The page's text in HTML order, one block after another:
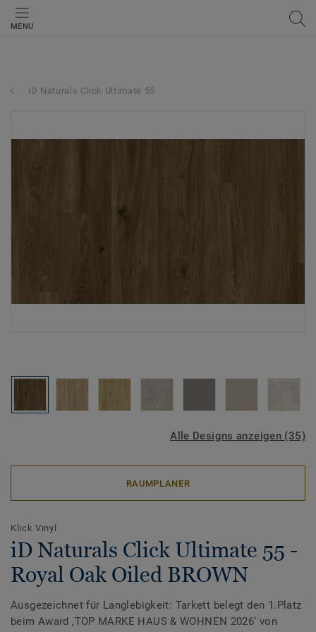
MENU
iD Naturals Click Ultimate 55
Alle Designs anzeigen (35)
RAUMPLANER
Klick Vinyl
iD Naturals Click Ultimate 55 -
Royal Oak Oiled BROWN
Ausgezeichnet für Langlebigkeit: Tarkett belegt den 1.Platz
beim Award ‚TOP MARKE HAUS & WOHNEN 2026‘ von